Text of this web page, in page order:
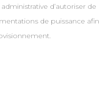
d’autoriser de
de puissance afin